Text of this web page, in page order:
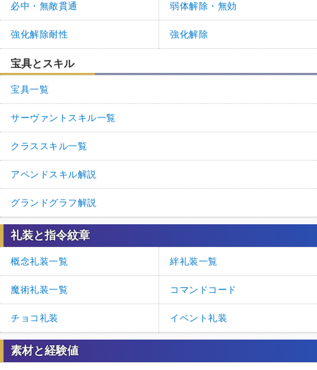
必中・無敵貫通 弱体解除・無効
強化解除耐性 強化解除
宝具とスキル
宝具一覧
サーヴァントスキル一覧
クラススキル一覧
アペンドスキル解説
グランドグラフ解説
礼装と指令紋章
概念礼装一覧 絆礼装一覧
魔術礼装一覧 コマンドコード
チョコ礼装 イベント礼装
素材と経験値